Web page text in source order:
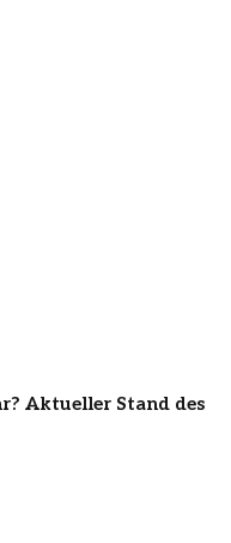
Aktueller Stand des